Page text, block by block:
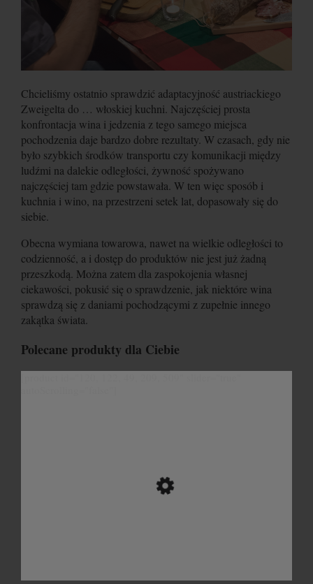
Chcieliśmy ostatnio sprawdzić adaptacyjność austriackiego
Zweigelta do … włoskiej kuchni. Najczęściej prosta
konfrontacja wina i jedzenia z tego samego miejsca
pochodzenia daje bardzo dobre rezultaty. W czasach, gdy nie
było szybkich środków transportu czy komunikacji między
ludźmi na dalekie odległości, żywność spożywano
najczęściej tam gdzie powstawała. W ten więc sposób i
kuchnia i wino, na przestrzeni setek lat, dopasowały się do
siebie.
Obecna wymiana towarowa, nawet na wielkie odległości to
codzienność, a i dostęp do produktów nie jest już żadną
przeszkodą. Można zatem dla zaspokojenia własnej
ciekawości, pokusić się o sprawdzenie, jak niektóre wina
sprawdzą się z daniami pochodzącymi z zupełnie innego
zakątka świata.
Polecane produkty dla Ciebie